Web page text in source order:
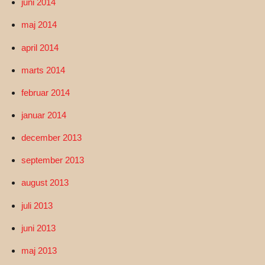
juni 2014
maj 2014
april 2014
marts 2014
februar 2014
januar 2014
december 2013
september 2013
august 2013
juli 2013
juni 2013
maj 2013